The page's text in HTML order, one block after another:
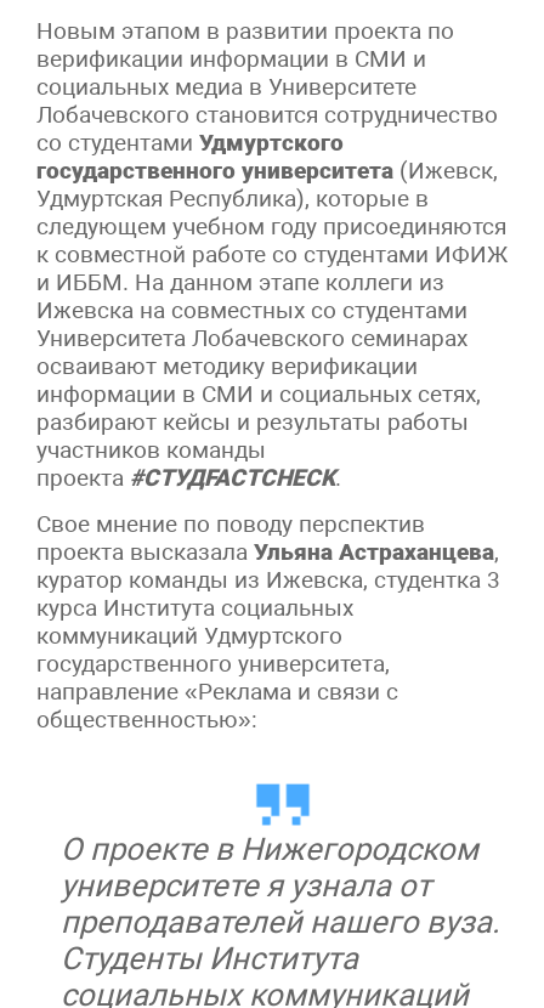
Новым этапом в развитии проекта по
верификации информации в СМИ и
социальных медиа в Университете
Лобачевского становится сотрудничество
со студентами Удмуртского
государственного университета (Ижевск,
Удмуртская Республика), которые в
следующем учебном году присоединяются
к совместной работе со студентами ИФИЖ
и ИББМ. На данном этапе коллеги из
Ижевска на совместных со студентами
Университета Лобачевского семинарах
осваивают методику верификации
информации в СМИ и социальных сетях,
разбирают кейсы и результаты работы
участников команды
проекта #СТУДFACTCHECK.
Свое мнение по поводу перспектив
проекта высказала Ульяна Астраханцева,
куратор команды из Ижевска, студентка 3
курса Института социальных
коммуникаций Удмуртского
государственного университета,
направление «Реклама и связи с
общественностью»:
О проекте в Нижегородском
университете я узнала от
преподавателей нашего вуза.
Студенты Института
социальных коммуникаций